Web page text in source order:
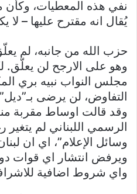
نفي هذه المعطيات، وكأن
يُقال انه مقترح عليها – لا
حزب الله من جانبه، لم
وهو على الارجح لن يعلّق.
مجلس النواب نبيه بري
التفاوض، لن يرضى بـ”ديل”
وقد قالت اوساط مقربة
الرسمي اللبناني لم
ويرفض انتشار اي قوات
واي شروط اضافية